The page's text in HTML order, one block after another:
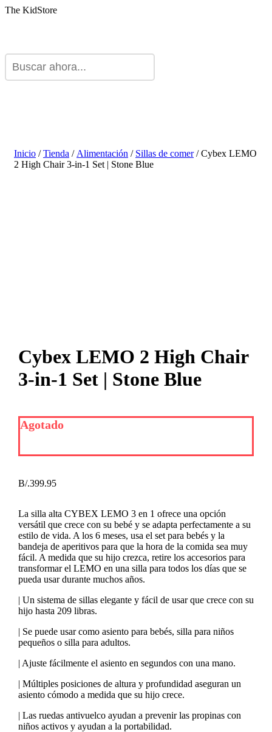
The KidStore
Inicio /Tienda / Alimentación / Sillas de comer/ Cybex LEMO
2 High Chair 3-in-1 Set | Stone Blue
Cybex LEMO 2 High Chair
3-in-1 Set | Stone Blue
B/.399.95
La silla alta CYBEX LEMO 3 en 1 ofrece una opción
versátil que crece con su bebé y se adapta perfectamente a su
estilo de vida. A los 6 meses, usa el set para bebés y la
bandeja de aperitivos para que la hora de la comida sea muy
fácil. A medida que su hijo crezca, retire los accesorios para
transformar el LEMO en una silla para todos los días que se
pueda usar durante muchos años.
| Un sistema de sillas elegante y fácil de usar que crece con su
hijo hasta 209 libras.
| Se puede usar como asiento para bebés, silla para niños
pequeños o silla para adultos.
| Ajuste fácilmente el asiento en segundos con una mano.
| Múltiples posiciones de altura y profundidad aseguran un
asiento cómodo a medida que su hijo crece.
| Las ruedas antivuelco ayudan a prevenir las propinas con
niños activos y ayudan a la portabilidad.
Agotado